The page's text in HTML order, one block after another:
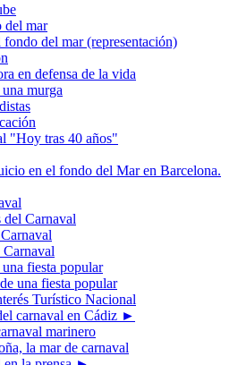
del mar
fondo del mar (representación)
en defensa de la vida
murga
"Hoy tras 40 años"
en el fondo del Mar en Barcelona.
del Carnaval
Carnaval
fiesta popular
una fiesta popular
Turístico Nacional
carnaval en Cádiz ►
marinero
la mar de carnaval